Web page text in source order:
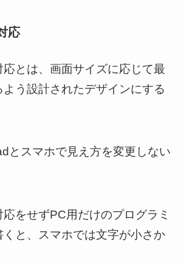
応
応とは、画面サイズに応じて最
う設計されたデザインにする
とスマホで見え方を変更しない
をせずPC用だけのプログラミ
くと、スマホでは文字が小さか